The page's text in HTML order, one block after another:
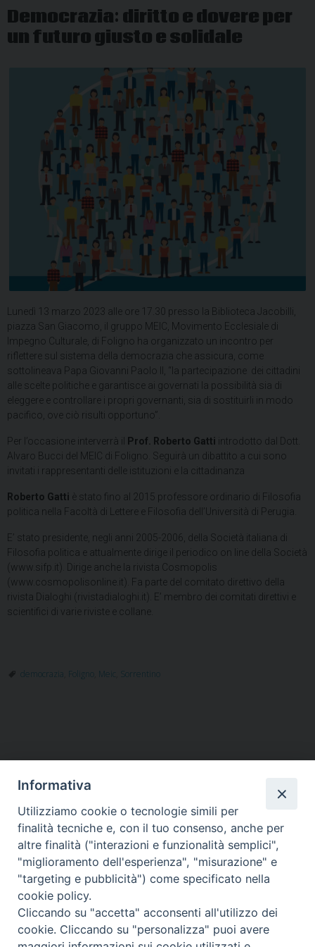
Democrazia: diritto e dovere per
un futuro giusto e solidale
Lunedì 13 marzo 2023 alle ore 17.30 presso la Biblioteca Jacobilli,
piazza San Giacomo, il gruppo MEIC, Movimento Ecclesiale di
Impegno Culturale, di Foligno ha organizzato un incontro per
riflettere sul sistema della democrazia che assicura, come
sottolineava Papa Giovanni Paolo II, “la partecipazione dei cittadini
alle scelte politiche e garantisce ai governati la possibilità sia di
eleggere e controllare i propri governanti, sia di sostituirli in modo
pacifico, ove ciò risulti opportuno”.
Per l’occasione interverrà il Prof. Roberto Gatti introdotto dal Dott.
Alvaro Bucci del MEIC di Foligno. Seguirà un dibattito a cui sono
invitati i rappresentanti delle istituzioni e la cittadinanza
Roberto Gatti è stato fino al 2015 professore ordinario di Filosofia
politica nella Facoltà di Lettere e Filosofia dell’Università di Perugia.
E’ stato presidente, negli anni 2005-2006, della Società italiana di
Filosofia politica e attualmente dirige il periodico on line della Società
(www.sifp.it). Dirige anche la rivista Cosmopolis
(www.cosmopolisonline.it). Fa parte del comitato direttivo della
rivista Dialoghi (rivistadialoghi.it). E’ membro dei comitati direttivi e
scientifici di varie riviste e collane.
democrazia Foligno Meic Sorrentino
HOME VESCOVO ORARI MESSE
CURIA VESCOVILE
TUTELA MINORI
UFFICI PASTORALI PERSONE
VITA CONSACRATA
DOCUMENTI
CONTATTI
Copyright © 2018 Diocesi di Foligno /Curia . Piazza Mons. Faloci 3 - 06034
tel. 0742 350473 fax 0742 349021 email: info@diocesidifoligno.it . pec:
diocesidifoligno@pec.it
Informativa
Utilizziamo cookie o tecnologie simili per
finalità tecniche e, con il tuo consenso, anche per
altre finalità ("interazioni e funzionalità semplici",
"miglioramento dell'esperienza", "misurazione" e
"targeting e pubblicità") come specificato nella
cookie policy.
Cliccando su "accetta" acconsenti all'utilizzo dei
cookie. Cliccando su "personalizza" puoi avere